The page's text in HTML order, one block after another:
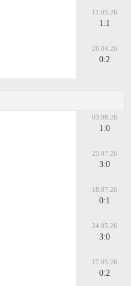
11.05.26
1:1
26.04.26
0:2
03.08.26
1:0
25.07.26
3:0
18.07.26
0:1
24.05.26
3:0
17.05.26
0:2